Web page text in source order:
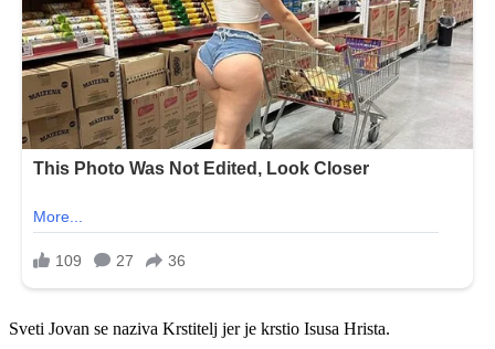
Sveti Jovan se naziva Krstitelj jer je krstio Isusa Hrista.